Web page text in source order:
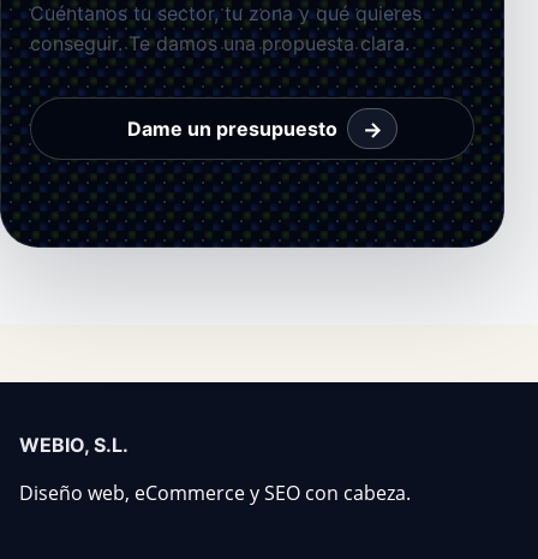
Cuéntanos tu sector, tu zona y qué quieres
conseguir. Te damos una propuesta clara.
Dame un presupuesto →
WEBIO, S.L.
Diseño web, eCommerce y SEO con cabeza.